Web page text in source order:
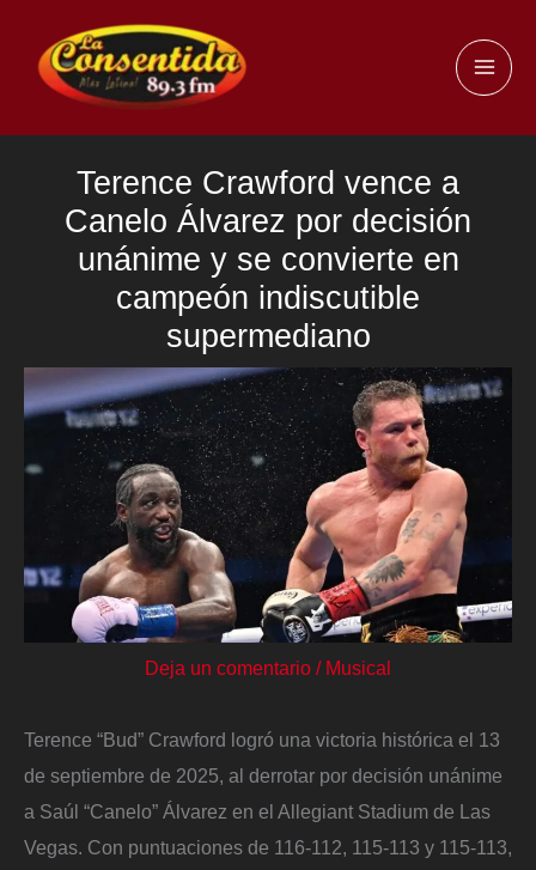
contenido
Terence Crawford vence a
Canelo Álvarez por decisión
unánime y se convierte en
campeón indiscutible
supermediano
Deja un comentario / Musical
Terence “Bud” Crawford logró una victoria histórica el 13
de septiembre de 2025, al derrotar por decisión unánime
a Saúl “Canelo” Álvarez en el Allegiant Stadium de Las
Vegas. Con puntuaciones de 116-112, 115-113 y 115-113,